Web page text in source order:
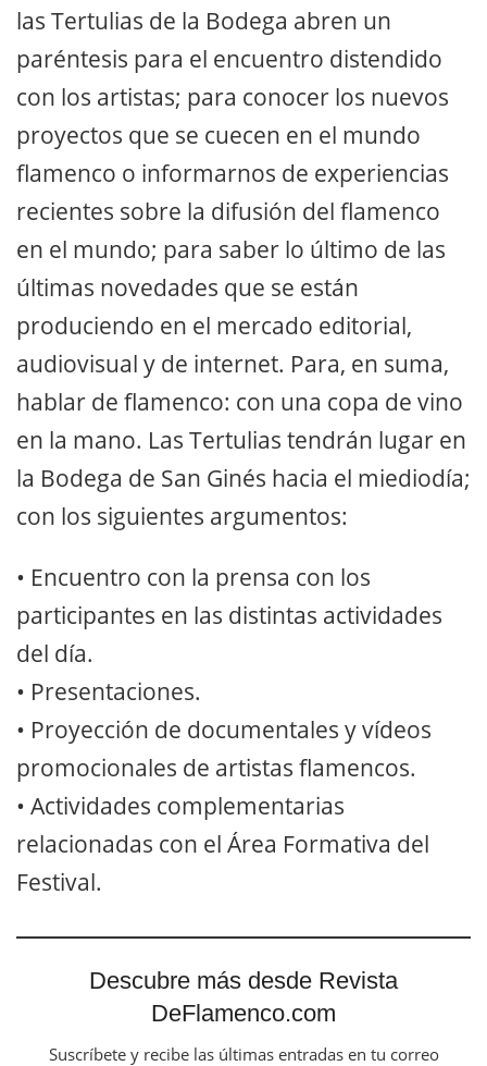
las Tertulias de la Bodega abren un
paréntesis para el encuentro distendido
con los artistas; para conocer los nuevos
proyectos que se cuecen en el mundo
flamenco o informarnos de experiencias
recientes sobre la difusión del flamenco
en el mundo; para saber lo último de las
últimas novedades que se están
produciendo en el mercado editorial,
audiovisual y de internet. Para, en suma,
hablar de flamenco: con una copa de vino
en la mano. Las Tertulias tendrán lugar en
la Bodega de San Ginés hacia el miediodía;
con los siguientes argumentos:
• Encuentro con la prensa con los
participantes en las distintas actividades
del día.
• Presentaciones.
• Proyección de documentales y vídeos
promocionales de artistas flamencos.
• Actividades complementarias
relacionadas con el Área Formativa del
Festival.
Descubre más desde Revista
DeFlamenco.com
Suscríbete y recibe las últimas entradas en tu correo